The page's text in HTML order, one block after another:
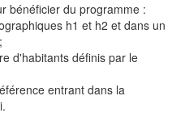
bénéficier du programme :
h1 et h2 et dans un
d'habitants définis par le
entrant dans la